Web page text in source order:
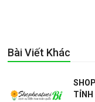
Bài Viết Khác
TỈNH